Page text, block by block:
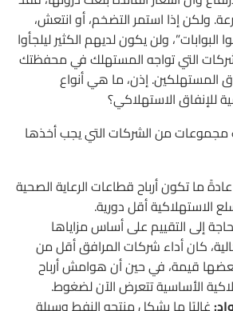
ولكن إذا استمر التضخم، أو انتعش،
ولن يكون لديهم الكثير ليلجأوا
التي تواجه المستهلك في محفظتك
إذن، ما هي أنواع
للإنفاق الاستهلاكي؟
مجموعات من الشركات التي يجب أخذها
عادةً ما تكون أرباح قطاعات الرعاية الصحية
الاستهلاكية أقل دورية.
إلى التقييم على أساس مزاياها
كان أداء شركات المرافق أقل من
قيمة، في حين أن هوامش أرباح
الأساسية تتعرض الآن لضغوط.
غالبًا ما يشكل منتجو النفط وسيلة